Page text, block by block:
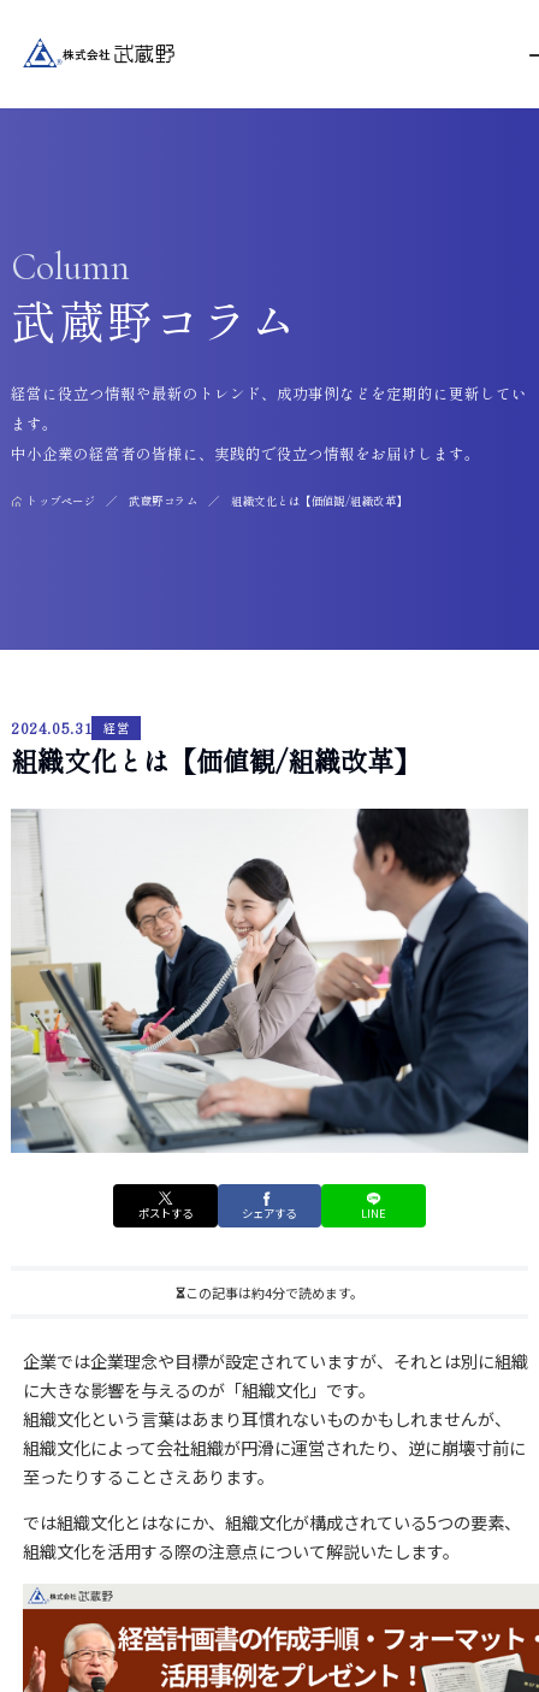
Column
武蔵野コラム
トップページ 武蔵野コラム 組織文化とは【価値観/組織改革】
経営に役立つ情報や最新のトレンド、成功事例などを定期的に更新してい
ます。
中小企業の経営者の皆様に、実践的で役立つ情報をお届けします。
2024.05.31 経営
組織文化とは【価値観/組織改革】
ポストする シェアする LINE
この記事は約4分で読めます。
企業では企業理念や目標が設定されていますが、それとは別に組織
に大きな影響を与えるのが「組織文化」です。
組織文化という言葉はあまり耳慣れないものかもしれませんが、
組織文化によって会社組織が円滑に運営されたり、逆に崩壊寸前に
至ったりすることさえあります。
では組織文化とはなにか、組織文化が構成されている5つの要素、
組織文化を活用する際の注意点について解説いたします。